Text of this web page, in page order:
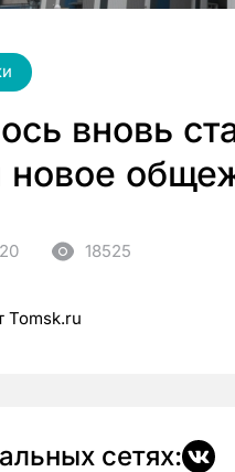
вновь
новое
18525
Tomsk.ru
сетях: